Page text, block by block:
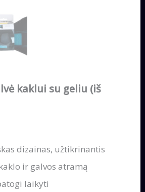
kaklui su geliu (iš
dizainas, užtikrinantis
ir galvos atramą
laikyti